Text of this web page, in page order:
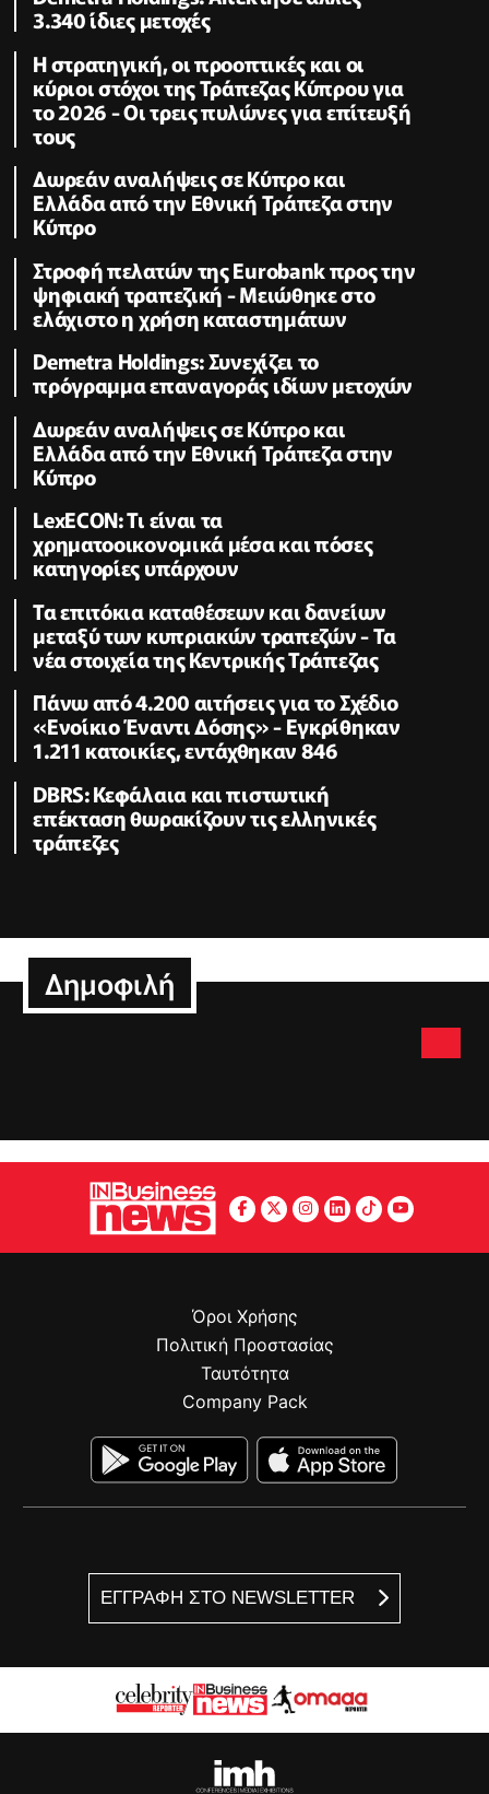
3.340 ίδιες μετοχές
Η στρατηγική, οι προοπτικές και οι
κύριοι στόχοι της Τράπεζας Κύπρου για
το 2026 - Οι τρεις πυλώνες για επίτευξή
τους
Δωρεάν αναλήψεις σε Κύπρο και
Ελλάδα από την Εθνική Τράπεζα στην
Κύπρο
Στροφή πελατών της Eurobank προς την
ψηφιακή τραπεζική - Μειώθηκε στο
ελάχιστο η χρήση καταστημάτων
Demetra Holdings: Συνεχίζει το
πρόγραμμα επαναγοράς ιδίων μετοχών
Δωρεάν αναλήψεις σε Κύπρο και
Ελλάδα από την Εθνική Τράπεζα στην
Κύπρο
LexECON: Τι είναι τα
χρηματοοικονομικά μέσα και πόσες
κατηγορίες υπάρχουν
Τα επιτόκια καταθέσεων και δανείων
μεταξύ των κυπριακών τραπεζών - Τα
νέα στοιχεία της Κεντρικής Τράπεζας
Πάνω από 4.200 αιτήσεις για το Σχέδιο
«Ενοίκιο Έναντι Δόσης» - Εγκρίθηκαν
1.211 κατοικίες, εντάχθηκαν 846
DBRS: Κεφάλαια και πιστωτική
επέκταση θωρακίζουν τις ελληνικές
τράπεζες
Δημοφιλή
ΕΓΓΡΑΦΗ ΣΤΟ NEWSLETTER
Όροι Χρήσης
Πολιτική Προστασίας
Ταυτότητα
Company Pack